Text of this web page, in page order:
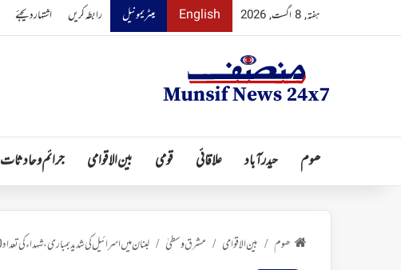
ہفتہ, 8 اگست, 2026 English میٹریمونیل رابطہ کریں اشتہار دیجئے
ھوم حیدرآباد علاقائی قومی بین الاقوامی جرائم و حادثات
ھوم / بین الاقوامی / مشرق وسطیٰ / لبنان میں اسرائیل کی شدید بمباری، شہداء کی تعداد 570 سے تجاوز کرگئی